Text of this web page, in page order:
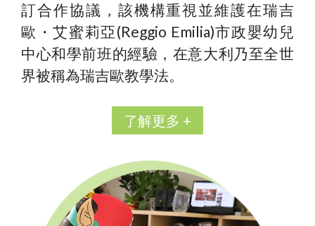
訂合作協議，該機構重視並維護在瑞吉
歐・艾蜜莉亞(Reggio Emilia)市政嬰幼兒
中心和學前班的經驗，在意大利乃至全世
界被稱為瑞吉歐教學法。
了解更多 +